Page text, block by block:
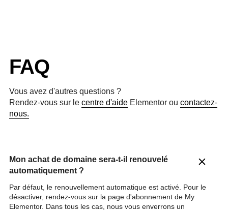
FAQ
Vous avez d'autres questions ?
Rendez-vous sur lecentre d'aide Elementor ou contactez-
nous.
Mon achat de domaine sera-t-il renouvelé
automatiquement ?
Par défaut, le renouvellement automatique est activé. Pour le
désactiver, rendez-vous sur la page d'abonnement de My
Elementor. Dans tous les cas, nous vous enverrons un